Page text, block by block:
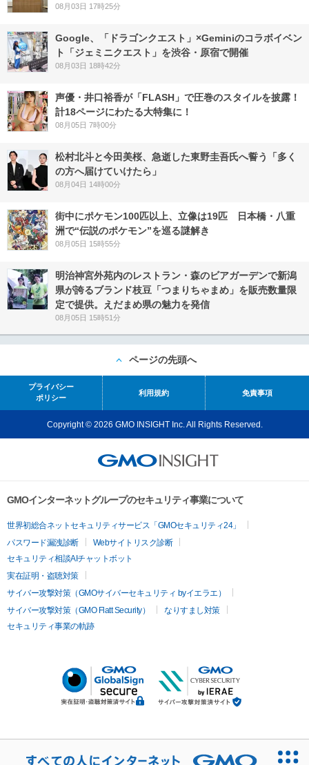
08月03日 17時25分
Google、「ドラゴンクエスト」×Geminiのコラボイベン
ト「ジェミニクエスト」を渋谷・原宿で開催
08月03日 18時42分
声優・井口裕香が「FLASH」で圧巻のスタイルを披露！
計18ページにわたる大特集に！
08月05日 7時00分
松村北斗と今田美桜、急逝した東野圭吾氏へ誓う「多く
の方へ届けていけたら」
08月04日 14時00分
街中にポケモン100匹以上、立像は19匹 日本橋・八重
洲で“伝説のポケモン”を巡る謎解き
08月05日 15時55分
明治神宮外苑内のレストラン・森のビアガーデンで新潟
県が誇るブランド枝豆「つまりちゃまめ」を販売数量限
定で提供。えだまめ県の魅力を発信
08月05日 15時51分
ページの先頭へ
プライバシー
ポリシー
利用規約 免責事項
Copyright © 2026 GMO INSIGHT Inc. All Rights Reserved.
GMOインターネットグループのセキュリティ事業について
世界初総合ネットセキュリティサービス「GMOセキュリティ24」
パスワード漏洩診断
Webサイトリスク診断
セキュリティ相談AIチャットボット
実在証明・盗聴対策
サイバー攻撃対策（GMOサイバーセキュリティ byイエラエ）
サイバー攻撃対策（GMO Flatt Security）
なりすまし対策
セキュリティ事業の軌跡